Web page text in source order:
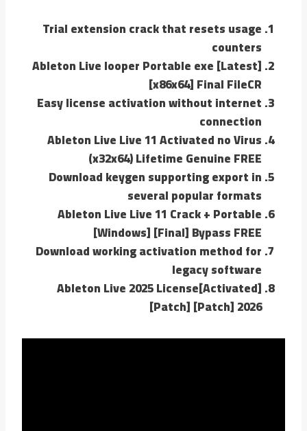
Trial extension crack that resets usage
counters
Ableton Live looper Portable exe [Latest]
[x86x64] Final FileCR
Easy license activation without internet
connection
Ableton Live Live 11 Activated no Virus
(x32x64) Lifetime Genuine FREE
Download keygen supporting export in
several popular formats
Ableton Live Live 11 Crack + Portable
[Windows] [Final] Bypass FREE
Download working activation method for
legacy software
Ableton Live 2025 License[Activated]
[Patch] [Patch] 2026